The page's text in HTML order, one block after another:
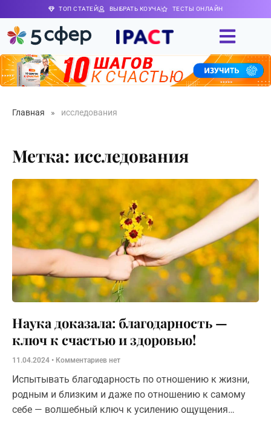
ТОП СТАТЕЙ ВЫБРАТЬ КОУЧА ТЕСТЫ ОНЛАЙН
Главная » исследования
Метка: исследования
Наука доказала: благодарность —
ключ к счастью и здоровью!
11.04.2024 Комментариев нет
Испытывать благодарность по отношению к жизни,
родным и близким и даже по отношению к самому
себе — волшебный ключ к усилению ощущения